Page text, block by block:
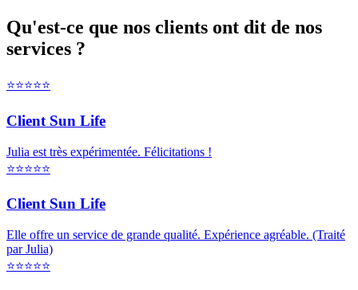
Qu'est-ce que nos clients ont dit de nos
services ?
⭐⭐⭐⭐⭐
Client Sun Life
Julia est très expérimentée. Félicitations !
⭐⭐⭐⭐⭐
Client Sun Life
Elle offre un service de grande qualité. Expérience agréable. (Traité
par Julia)
⭐⭐⭐⭐⭐